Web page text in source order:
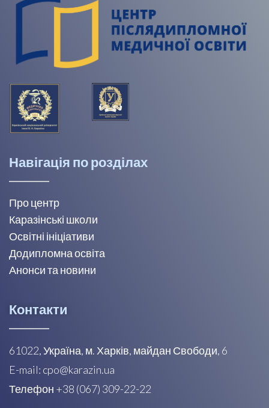
Навігація по розділах
Про центр
Каразінські школи
Освітні ініціативи
Додипломна освіта
Анонси та новини
Контакти
61022, Україна, м. Харків, майдан Свободи, 6
E-mail: cpo@karazin.ua
Телефон +38 (067) 309-22-22